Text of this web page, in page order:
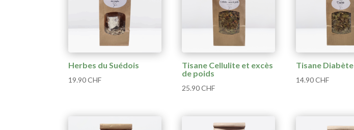
Herbes du Suédois
19.90CHF
Tisane Cellulite et excès
de poids
25.90CHF
Tisane Diabète
14.90CHF